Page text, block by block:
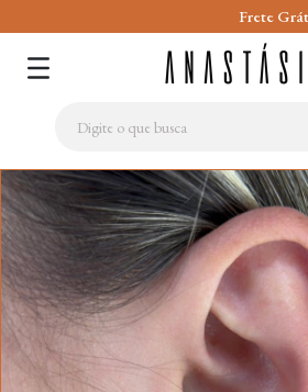
Frete Grátis